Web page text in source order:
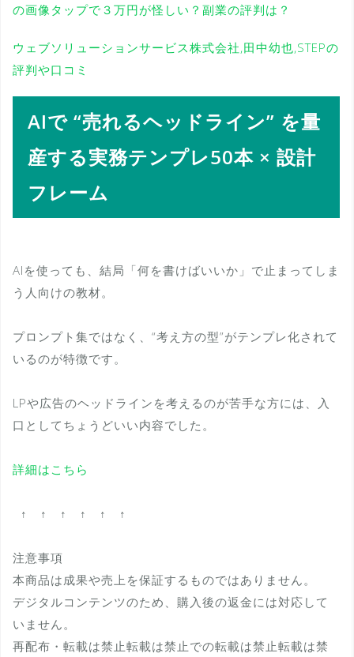
の画像タップで３万円が怪しい？副業の評判は？
ウェブソリューションサービス株式会社,田中幼也,STEPの
評判や口コミ
AIで “売れるヘッドライン” を量
産する実務テンプレ50本 × 設計
フレーム
AIを使っても、結局「何を書けばいいか」で止まってしま
う人向けの教材。
プロンプト集ではなく、“考え方の型”がテンプレ化されて
いるのが特徴です。
LPや広告のヘッドラインを考えるのが苦手な方には、入
口としてちょうどいい内容でした。
詳細はこちら
↑ ↑ ↑ ↑ ↑ ↑
注意事項
本商品は成果や売上を保証するものではありません。
デジタルコンテンツのため、購入後の返金には対応して
いません。
再配布・転載は禁止転載は禁止での転載は禁止転載は禁